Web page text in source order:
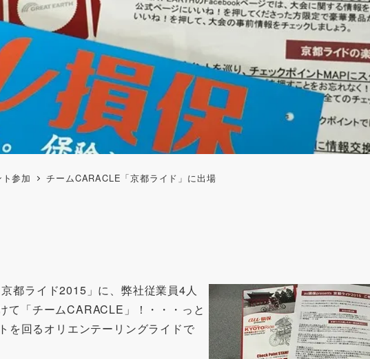
参加 チームCARACLE「京都ライド」に出場
都ライド2015」に、弊社従業員4人
て「チームCARACLE」！・・・っと
を回るオリエンテーリングライドで